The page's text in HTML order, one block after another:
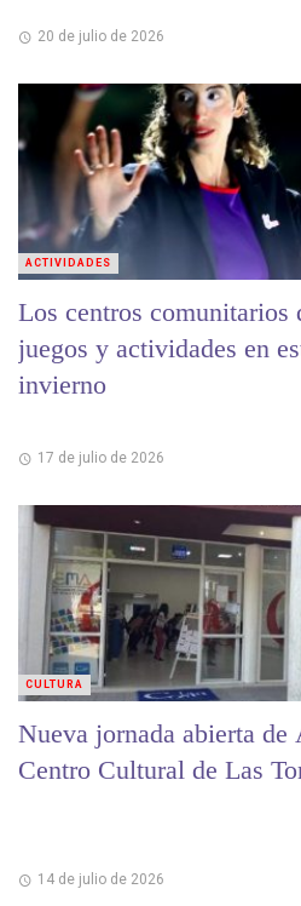
20 de julio de 2026
Los centros comunitarios
juegos y actividades en
invierno
17 de julio de 2026
ACTIVIDADES
Nueva jornada abierta de
Centro Cultural de Las
14 de julio de 2026
CULTURA